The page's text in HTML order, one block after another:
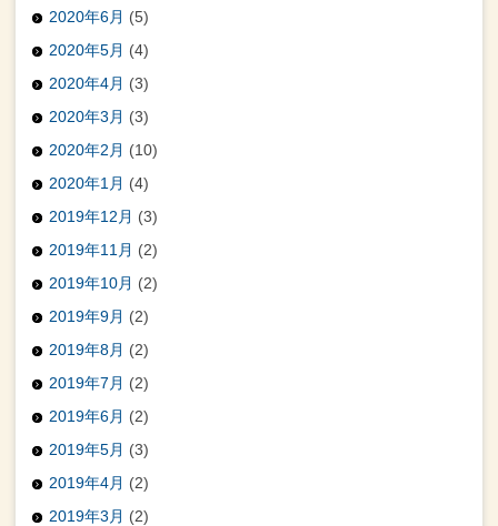
2020年6月 (5)
2020年5月 (4)
2020年4月 (3)
2020年3月 (3)
2020年2月 (10)
2020年1月 (4)
2019年12月 (3)
2019年11月 (2)
2019年10月 (2)
2019年9月 (2)
2019年8月 (2)
2019年7月 (2)
2019年6月 (2)
2019年5月 (3)
2019年4月 (2)
2019年3月 (2)